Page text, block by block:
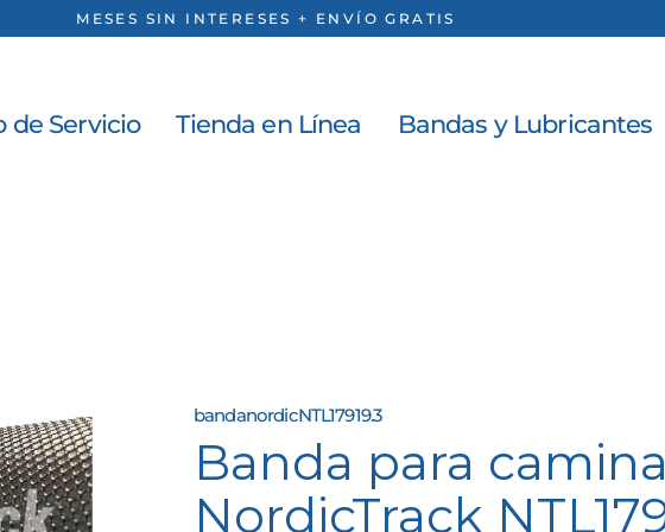
MESES SIN INTERESES + ENVÍO GRATIS
de Servicio Tienda en Línea Bandas y Lubricantes
bandanordicNTL17919.3
Banda para
NordicTrack